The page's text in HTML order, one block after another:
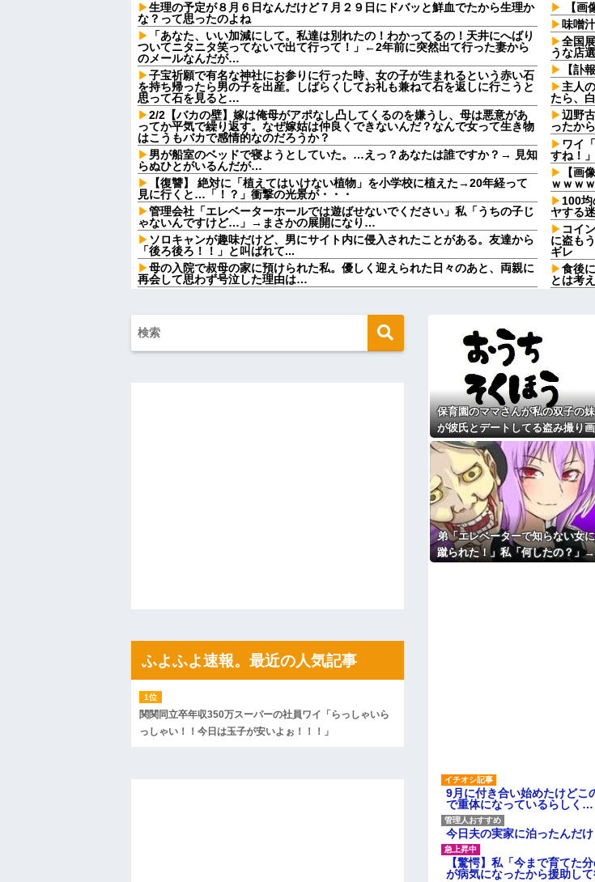
生理の予定が８月６日なんだけど７月２９日にドバッと鮮血でたから生理か
な？って思ったのよね
「あなた、いい加減にして。私達は別れたの！わかってるの！天井にへばり
ついてニタニタ笑ってないで出て行って！」←2年前に突然出て行った妻から
のメールなんだが…
子宝祈願で有名な神社にお参りに行った時、女の子が生まれるという赤い石
を持ち帰ったら男の子を出産。しばらくしてお礼も兼ねて石を返しに行こうと
思って石を見ると…
2/2【バカの壁】嫁は俺母がアポなし凸してくるのを嫌うし、母は悪意があ
ってか平気で繰り返す。なぜ嫁姑は仲良くできないんだ？なんで女って生き物
はこうもバカで感情的なのだろうか？
男が船室のベッドで寝ようとしていた。…えっ？あなたは誰ですか？→ 見知
らぬひとがいるんだが…
【復讐】 絶対に「植えてはいけない植物」を小学校に植えた→20年経って
見に行くと…「！？」衝撃の光景が・・・
管理会社「エレベーターホールでは遊ばせないでください」私「うちの子じ
ゃないんですけど…」→まさかの展開になり…
ソロキャンが趣味だけど、男にサイト内に侵入されたことがある。友達から
「後ろ後ろ！！」と叫ばれて...
母の入院で叔母の家に預けられた私。優しく迎えられた日々のあと、両親に
再会して思わず号泣した理由は…
友人の結婚式へ向かう日に、トメから車を出せと要求された。断っただけな
のに大騒ぎになってしまい…
トメ「この子は義実家の顔じゃない！嫁が義妹旦那とフリンしたのよ！」私
ごつ盛り焼きそばとかいう年１くらいで無性に食いたくなるやつｗｗｗｗｗ
【画像】俺たちの姫、佳子さまのお気に入りのドレスがこちらです←コレは
【爆笑動画】ママさん「新しい洗濯機買って1発目に回したらコレw」←こw
【画像】カリスマ美容師さん、ココリコ田中みたいなチー牛を大変身させた
【画像】令和最新版の宇垣美里さん←こう言うのでいいんだよが目一杯詰ま
姉「下着に違和感がある！イタズラしたでしょ！？」俺「してないよ」←姉
が寝ている間にイタズラしたと勘違いされているのだが・・・
ハードオフに売っていた4万4000円のフィギュアがヤバすぎるｗｗｗｗｗｗ
後続車にクラクションを鳴らされ彼氏が逆切れ。「何クラクション鳴らして
んだ！降りてこいよ！」と怒鳴りだし...
【衝撃】報酬100万円超の治験募集がこちらｗｗｗｗｗ(※画像あり)
【ネット騒然】惨殺されたタワマン頂き女子のこの動画、すげえええええｗ
ｗｗｗｗｗｗｗｗｗｗ
【愕然】白のクラウン俺氏、高速道路左車線を制限速度で走った結果
wwwwwwwwwwww
【悲報】佐藤輝明・・・２軍でも盛大にやらかす←あまり悲しませないでく
【画
味噌
全国
うな店
【訃
主人
たら、
辺野
ったか
ワイ
すね！
【画
ｗｗｗ
100
ヤする
コイ
に盗も
ギレ
食後
とは考
【人
んです
よ！甘
母が
母さん
ダメな
ジャ
この主
盆正
実家を
こと。
同窓
【切
44歳
りした
も信じ
主な
保育園のママさんが私の双子の妹
が彼氏とデートしてる盗み撮り画
像を見せて「あとはわかるよね？
とりあえず5万を家に持ってきて
と脅してきた
弟「エレベーターで知らない女に
蹴られた！」私「何したの？」→
9月に付き合い始めたけどこ
で重体になっているらしく…
今日夫の実家に泊ったんだ
【驚愕】私「今まで育てた
が病気になったから援助し
ふよふよ速報。最近の人気記事
関関同立卒年収350万スーパーの社員ワイ「らっしゃいら
っしゃい！！今日は玉子が安いよぉ！！！」